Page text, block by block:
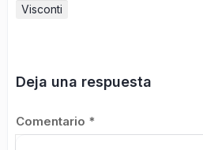
Visconti
Deja una respuesta
Comentario *